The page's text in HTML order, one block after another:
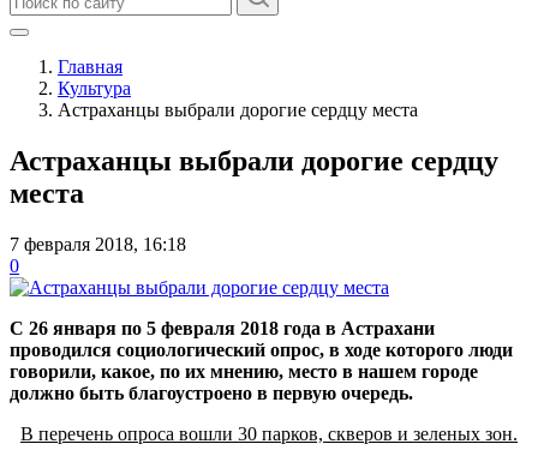
Главная
Культура
Астраханцы выбрали дорогие сердцу места
Астраханцы выбрали дорогие сердцу
места
7 февраля 2018, 16:18
0
С 26 января по 5 февраля 2018 года в Астрахани
проводился социологический опрос, в ходе которого люди
говорили, какое, по их мнению, место в нашем городе
должно быть благоустроено в первую очередь.
В перечень опроса вошли 30 парков, скверов и зеленых зон.